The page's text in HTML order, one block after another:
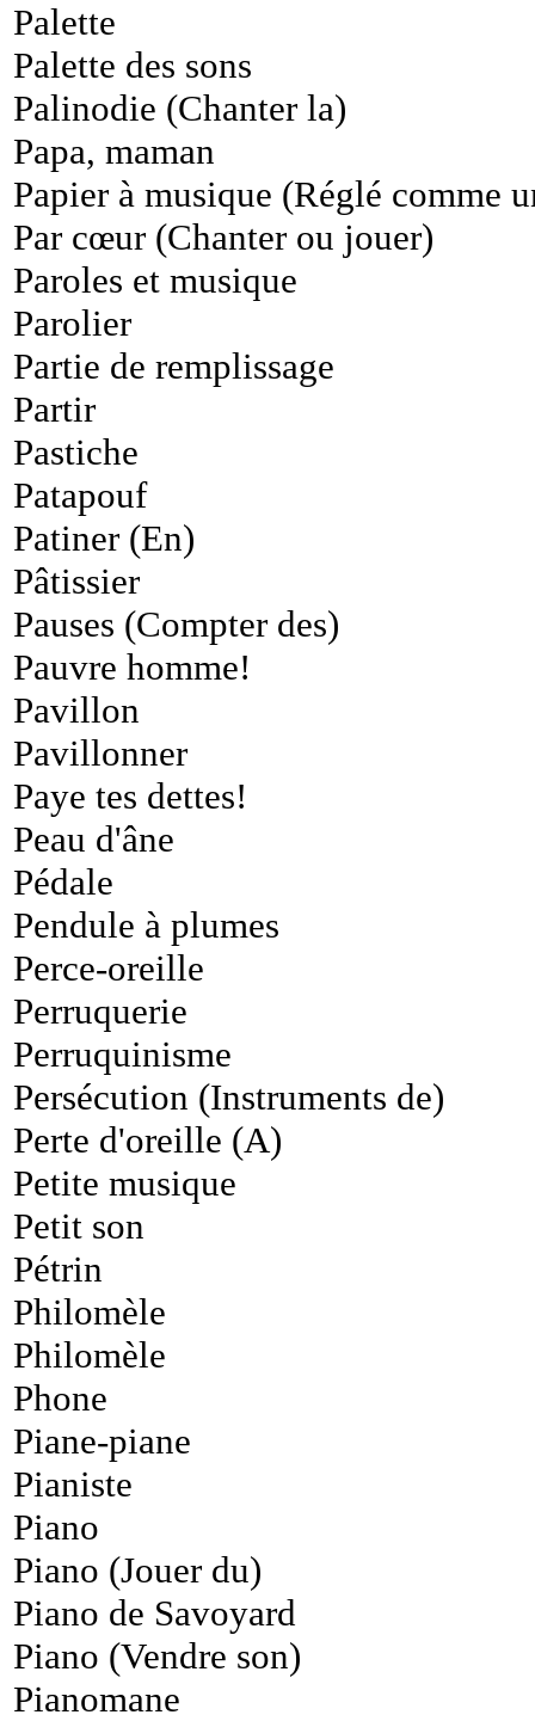
Palette
Palette des sons
Palinodie (Chanter la)
Papa, maman
Papier à musique (Réglé comme
Par cœur (Chanter ou jouer)
Paroles et musique
Parolier
Partie de remplissage
Partir
Pastiche
Patapouf
Patiner (En)
Pâtissier
Pauses (Compter des)
Pauvre homme!
Pavillon
Pavillonner
Paye tes dettes!
Peau d'âne
Pédale
Pendule à plumes
Perce-oreille
Perruquerie
Perruquinisme
Persécution (Instruments de)
Perte d'oreille (A)
Petite musique
Petit son
Pétrin
Philomèle
Philomèle
Phone
Piane-piane
Pianiste
Piano
Piano (Jouer du)
Piano de Savoyard
Piano (Vendre son)
Pianomane